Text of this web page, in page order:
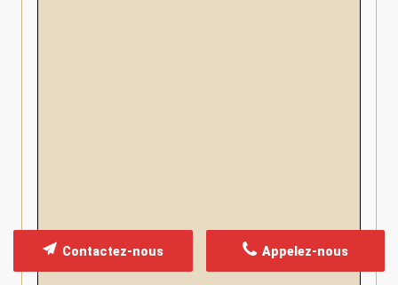
Appelez-nous
Contactez-nous